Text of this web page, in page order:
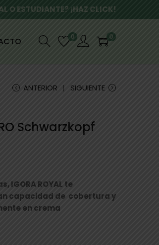
O ESTUDIANTE? ¡HAZ CLICK!
0 0
ANTERIOR SIGUIENTE
Schwarzkopf
ROYAL te
capacidad de cobertura y
en crema